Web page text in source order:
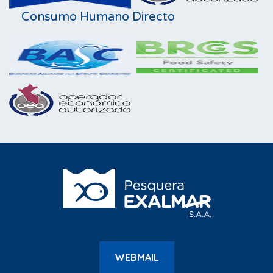
Consumo Humano Directo
WEBMAIL